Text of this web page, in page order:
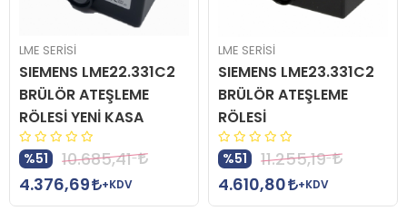
LME SERİSİ
SIEMENS LME22.331C2
BRÜLÖR ATEŞLEME
RÖLESİ YENİ KASA
%51
10.685,41
4.376,69
+KDV
LME SERİSİ
SIEMENS LME23.331C2
BRÜLÖR ATEŞLEME
RÖLESİ
%51
11.255,19
4.610,80
+KDV